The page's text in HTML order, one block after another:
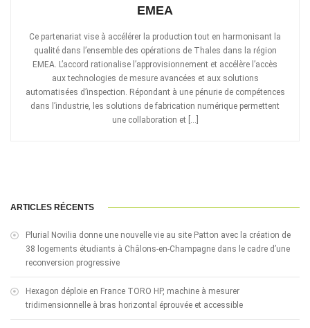
EMEA
Ce partenariat vise à accélérer la production tout en harmonisant la
qualité dans l’ensemble des opérations de Thales dans la région
EMEA. L’accord rationalise l’approvisionnement et accélère l’accès
aux technologies de mesure avancées et aux solutions
automatisées d’inspection. Répondant à une pénurie de compétences
dans l’industrie, les solutions de fabrication numérique permettent
une collaboration et […]
ARTICLES RÉCENTS
Plurial Novilia donne une nouvelle vie au site Patton avec la création de
38 logements étudiants à Châlons-en-Champagne dans le cadre d’une
reconversion progressive
Hexagon déploie en France TORO HP, machine à mesurer
tridimensionnelle à bras horizontal éprouvée et accessible